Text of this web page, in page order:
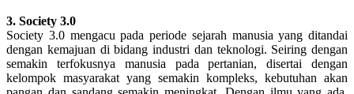
3. Society 3.0
Society 3.0 mengacu pada periode sejarah manusia yang ditandai
dengan kemajuan di bidang industri dan teknologi. Seiring dengan
semakin terfokusnya manusia pada pertanian, disertai dengan
kelompok masyarakat yang semakin kompleks, kebutuhan akan